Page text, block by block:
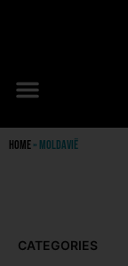
Home» Moldavië
CATEGORIES